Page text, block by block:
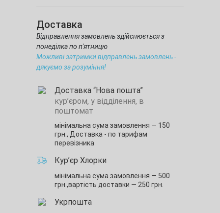
Доставка
Відправлення замовлень здійснюється з
понеділка по п'ятницю
Можливі затримки відправлень замовлень -
дякуємо за розуміння!
Доставка “Нова пошта”
кур’єром, у відділення, в
поштомат
мінімальна сума замовлення — 150
грн., Доставка - по тарифам
перевізника
Кур’єр Хлорки
мінімальна сума замовлення — 500
грн.,вартість доставки — 250 грн.
Укрпошта